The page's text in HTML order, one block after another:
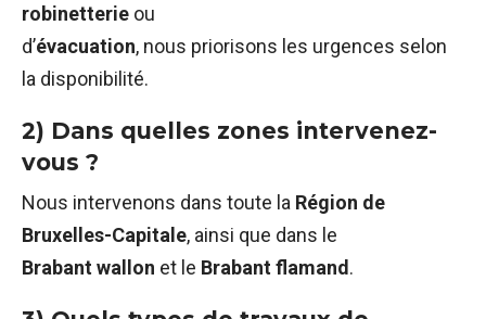
robinetterie ou
d’évacuation, nous priorisons les urgences selon
la disponibilité.
2) Dans quelles zones intervenez-
vous ?
Nous intervenons dans toute la Région de
Bruxelles-Capitale, ainsi que dans le
Brabant wallon et le Brabant flamand.